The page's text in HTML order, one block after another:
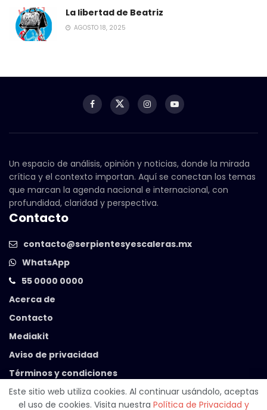
La libertad de Beatriz
AGOSTO 18, 2025
Un espacio de análisis, opinión y noticias, donde la mirada
crítica y el contexto importan. Aquí se conectan los temas
que marcan la agenda nacional e internacional, con
profundidad, claridad y perspectiva.
Contacto
contacto@serpientesyescaleras.mx
WhatsApp
55 0000 0000
Acerca de
Contacto
Mediakit
Aviso de privacidad
Términos y condiciones
Este sitio web utiliza cookies. Al continuar usándolo, aceptas
el uso de cookies. Visita nuestra Política de Privacidad y